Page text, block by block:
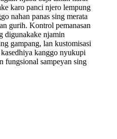
karo panci njero lempung
nahan panas sing merata
gurih. Kontrol pemanasan
digunakake njamin
gampang, lan kustomisasi
kanggo nyukupi
fungsional sampeyan sing